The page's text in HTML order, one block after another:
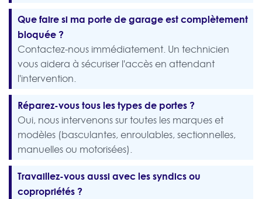
Que faire si ma porte de garage est complètement
bloquée ?
Contactez-nous immédiatement. Un technicien
vous aidera à sécuriser l'accès en attendant
l'intervention.
Réparez-vous tous les types de portes ?
Oui, nous intervenons sur toutes les marques et
modèles (basculantes, enroulables, sectionnelles,
manuelles ou motorisées).
Travaillez-vous aussi avec les syndics ou
copropriétés ?